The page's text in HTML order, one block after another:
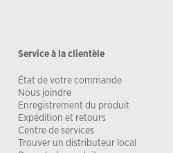
Service à la clientèle
État de votre commande
Nous joindre
Enregistrement du produit
Expédition et retours
Centre de services
Trouver un distributeur local